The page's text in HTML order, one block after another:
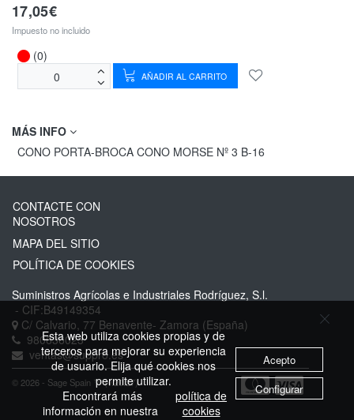
17,05€
Impuesto no incluido
(0)
AÑADIR AL CARRITO
MÁS INFO
CONO PORTA-BROCA CONO MORSE Nº 3 B-16
CONTACTE CON
NOSOTROS
MAPA DEL SITIO
POLÍTICA DE COOKIES
Suministros Agrícolas e Industriales Rodríguez, S.l.
- CIF:B49149354
C/ Calvario, 77 Benavente- Zamora (España)
980636023
ventas@suppro.es
© 2026 - Sage Spain ™ (v.20.27)
Esta web utiliza cookies propias y de
terceros para mejorar su experiencia
de usuario. Elija qué cookies nos
permite utilizar.
Encontrará más
información en nuestra
política de
cookies
Acepto
Configurar